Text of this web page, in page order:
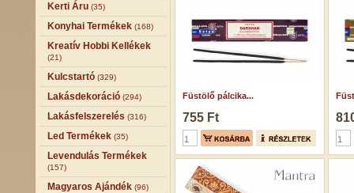
Kerti Áru (35)
Konyhai Termékek (168)
Kreatív Hobbi Kellékek
(21)
Kulcstartó (329)
Lakásdekoráció (294)
Lakásfelszerelés (316)
Led Termékek (35)
Levendulás Termékek
(157)
Magyaros Ajándék (96)
Füstölő pálcika...
755 Ft